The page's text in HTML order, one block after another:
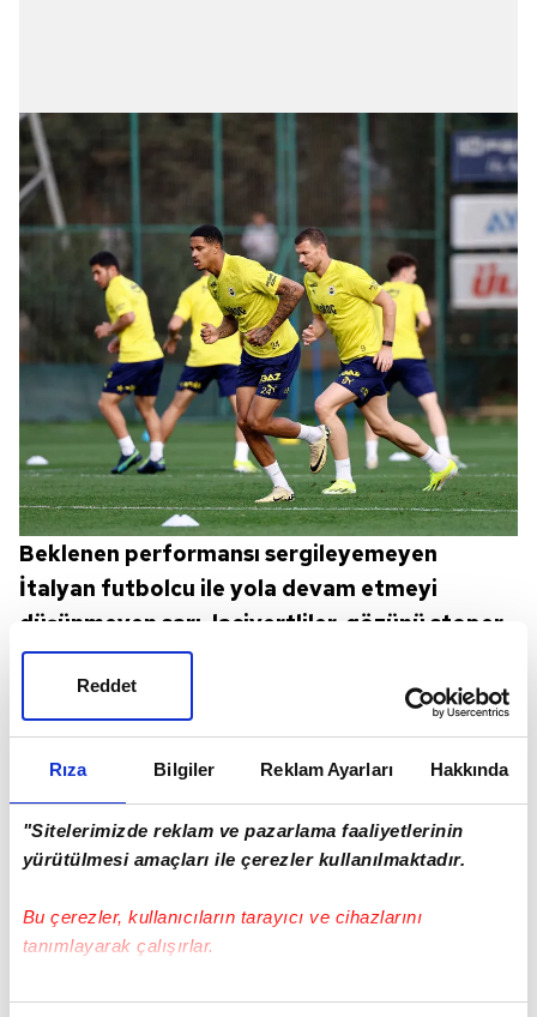
Rıza Bilgiler Reklam Ayarları Hakkında
"Sitelerimizde reklam ve pazarlama faaliyetlerinin
yürütülmesi amaçları ile çerezler kullanılmaktadır.
Bu çerezler, kullanıcıların tarayıcı ve cihazlarını
tanımlayarak çalışırlar.
Bu çerezlere izin vermeniz halinde sizlere özel
Reddet
Beklenen performansı sergileyemeyen
İtalyan futbolcu ile yola devam etmeyi
düşünmeyen sarı-lacivertliler, gözünü stoper
bölgesine çevirdi.